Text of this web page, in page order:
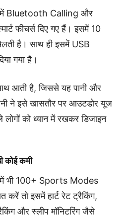
Bluetooth Calling और
फीचर्स दिए गए हैं। इसमें 10
है। साथ ही इसमें USB
गया है।
आती है, जिससे यह पानी और
ने इसे खासतौर पर आउटडोर यूज
को ध्यान में रखकर डिजाइन
कोई कमी
भी 100+ Sports Modes
करें तो इसमें हार्ट रेट ट्रैकिंग,
और स्लीप मॉनिटरिंग जैसे